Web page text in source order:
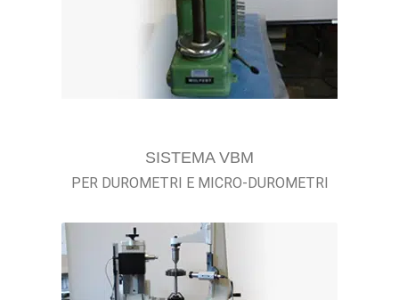
SISTEMA VBM
PER DUROMETRI E MICRO-DUROMETRI